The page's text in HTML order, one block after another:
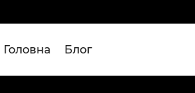
Головна Блог